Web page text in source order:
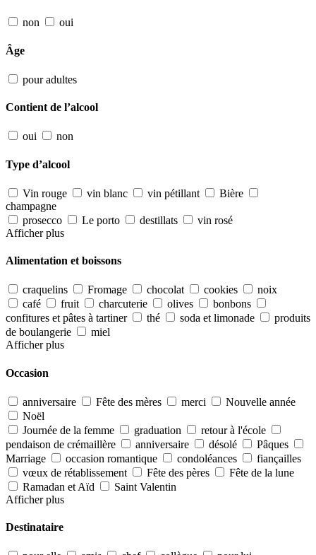
non oui
Âge
pour adultes
Contient de l’alcool
oui non
Type d’alcool
Vin rouge vin blanc vin pétillant
Bière
champagne
prosecco
Le porto destillats
vin rosé
Afficher plus
Alimentation et boissons
craquelins Fromage chocolat cookies
noix
café
fruit charcuterie olives
bonbons
confitures et pâtes à tartiner
thé soda et limonade
produits
de boulangerie
miel
Afficher plus
Occasion
anniversaire Fête des mères merci
Nouvelle année
Noël
Journée de la femme
graduation
retour à l'école
pendaison de crémaillère
anniversaire désolé
Pâques
Marriage
occasion romantique condoléances
fiançailles
vœux de rétablissement
Fête des pères
Fête de la lune
Ramadan et Aïd
Saint Valentin
Afficher plus
Destinataire